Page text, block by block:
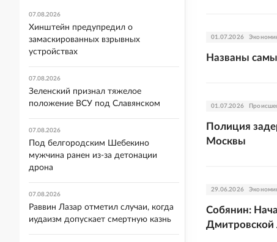
01.07.2026
Названы
01.07.2026
Полиция
Москвы
29.06.2026
Собянин:
Дмитровской
07.08.2026
Хинштейн предупредил о
замаскированных взрывных
устройствах
07.08.2026
Зеленский признал тяжелое
положение ВСУ под Славянском
07.08.2026
Под белгородским Шебекино
мужчина ранен из-за детонации
дрона
07.08.2026
Раввин Лазар отметил случаи, когда
иудаизм допускает смертную казнь